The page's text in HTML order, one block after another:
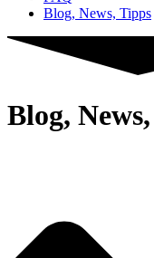
Blog, News, Tipps
Blog,